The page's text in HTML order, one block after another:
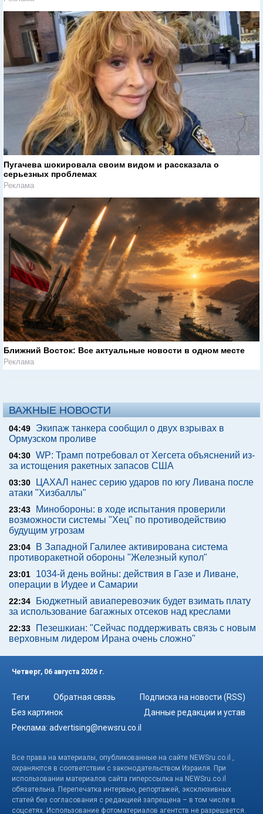
Пугачева шокировала своим видом и рассказала о
серьезных проблемах
Реклама
Ближний Восток: Все актуальные новости в одном месте
Реклама
ВАЖНЫЕ НОВОСТИ
04:49
Экипаж танкера сообщил о двух взрывах в
Ормузском проливе
04:30 WP: Трамп потребовал от Хегсета объяснений из-
за истощения ракетных запасов США
03:30
ЦАХАЛ нанес серию ударов по югу Ливана после
атаки "Хизбаллы"
23:43
Минобороны: в ходе испытания проверили
возможности системы "Хец" по противодействию
будущим угрозам
23:04
В Западной Галилее активирована система
противоракетной обороны "Железный купол"
23:01
1034-й день войны: действия в Газе и Ливане,
операции в Иудее и Самарии
22:34
Бюджетный авиаперевозчик будет взимать плату
за использование багажных отсеков над креслами
22:33
Пезешкиан: "Сейчас поддерживать связь с новым
верховным лидером Ирана очень сложно"
Четверг, 06 августа 2026 г.
Теги Обратная связь
Подписка на новости (RSS)
Без картинок
Данные редакции и устав
Реклама: advertising@newsru.co.il
Все права на материалы, опубликованные на сайте NEWSru.co.il ,
охраняются в соответствии с законодательством Израиля. При
использовании материалов сайта гиперссылка на NEWSru.co.il
обязательна. Перепечатка интервью, репортажей, эксклюзивных
статей без согласования с редакцией запрещена – в том числе в
соцсетях. Использование фотоматериалов агентств не разрешается.